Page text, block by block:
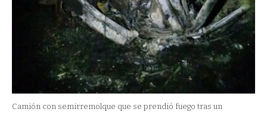
Camión con semirremolque que se prendió fuego tras un